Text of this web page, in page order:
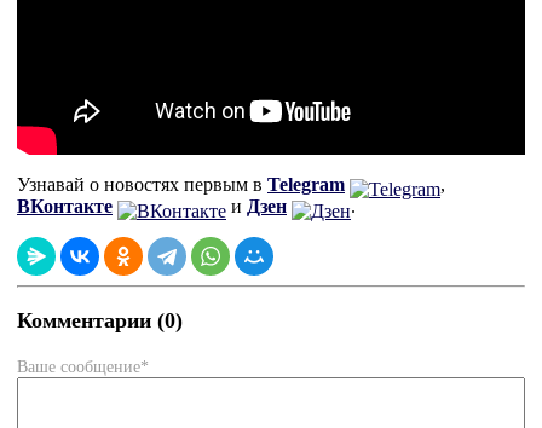
Узнавай о новостях первым в Telegram
,
ВКонтакте
и Дзен .
Комментарии (0)
Ваше сообщение*